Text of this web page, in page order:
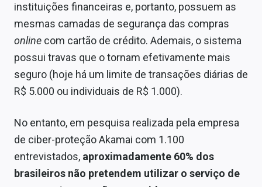
instituições financeiras e, portanto, possuem as
mesmas camadas de segurança das compras
online com cartão de crédito. Ademais, o sistema
possui travas que o tornam efetivamente mais
seguro (hoje há um limite de transações diárias de
R$ 5.000 ou individuais de R$ 1.000).
No entanto, em pesquisa realizada pela empresa
de ciber-proteção Akamai com 1.100
entrevistados, aproximadamente 60% dos
brasileiros não pretendem utilizar o serviço de